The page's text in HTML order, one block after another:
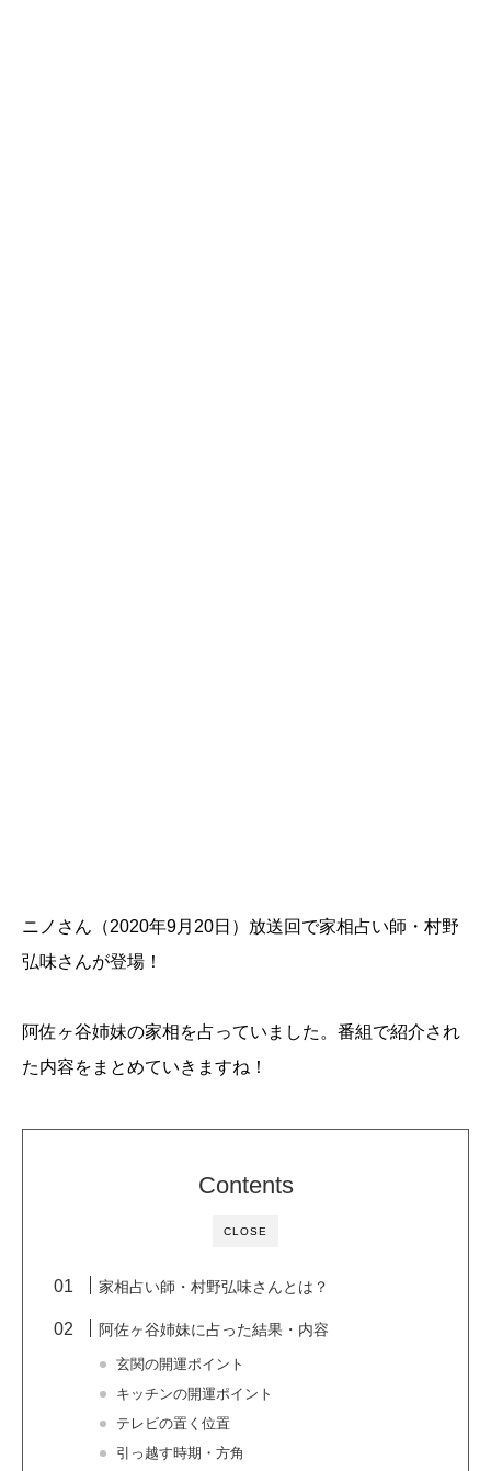
ニノさん（2020年9月20日）放送回で家相占い師・村野
弘味さんが登場！
阿佐ヶ谷姉妹の家相を占っていました。番組で紹介され
た内容をまとめていきますね！
CLOSE
Contents
家相占い師・村野弘味さんとは？
阿佐ヶ谷姉妹に占った結果・内容
玄関の開運ポイント
キッチンの開運ポイント
テレビの置く位置
引っ越す時期・方角